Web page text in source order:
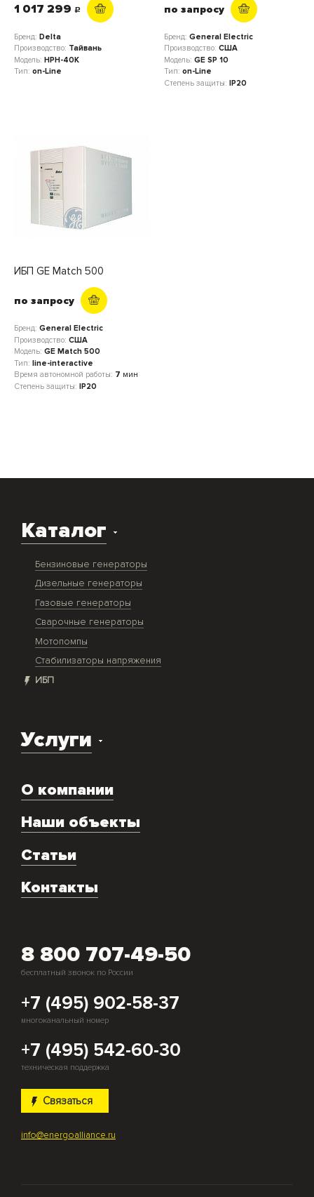
1 017 299 c
Бренд: Delta
Производство: Тайвань
Модель: HPH-40K
Тип: on-Line
по запросу
Бренд: General Electric
Производство: США
Модель: GE SP 10
Тип: on-Line
Степень защиты: IP20
ИБП GE Match 500
по запросу
Бренд: General Electric
Производство: США
Модель: GE Match 500
Тип: line-interactive
Время автономной работы: 7 мин
Степень защиты: IP20
Каталог
Бензиновые генераторы
Дизельные генераторы
Газовые генераторы
Сварочные генераторы
Мотопомпы
Стабилизаторы напряжения
ИБП
Услуги
Экспертиза объекта
Техническое обслуживание
Аренда
Монтаж и подключение оборудования
Скупка генераторов
О компании
Наши объекты
Статьи
Контакты
8 800 707-49-50
бесплатный звонок по России
+7 (495) 902-58-37
многоканальный номер
+7 (495) 542-60-30
техническая поддержка
Связаться
info@energoalliance.ru